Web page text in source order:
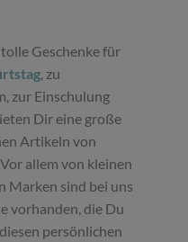
Geschenke für
, zu
zur Einschulung
Dir eine große
Artikeln von
allem von kleinen
Marken sind bei uns
vorhanden, die Du
persönlichen